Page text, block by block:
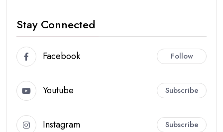
Stay Connected
Facebook Follow
Youtube Subscribe
Instagram Subscribe